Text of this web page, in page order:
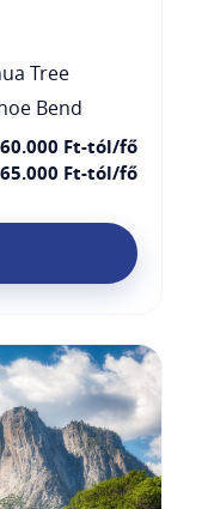
Tree
Bend
Ft-tól/fő
Ft-tól/fő